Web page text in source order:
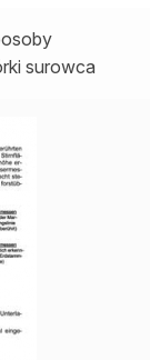
surowca